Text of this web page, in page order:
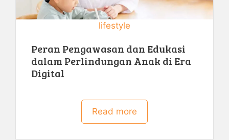
lifestyle
Peran Pengawasan dan Edukasi
dalam Perlindungan Anak di Era
Digital
Read more